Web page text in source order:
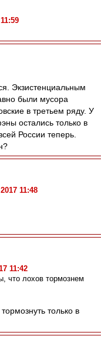
Экзистенциальным
были мусора
в третьем ряду. У
остались только в
России теперь.
11:48
11:42
что лохов тормознем
только в